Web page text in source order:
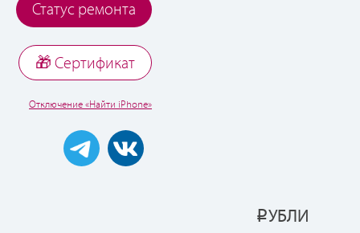
Статус ремонта
🎁 Cертификат
Отключение «Найти iPhone»
РУБЛИ